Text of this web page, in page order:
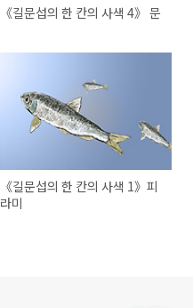
《길문섭의 한 칸의 사색 4》 문
《길문섭의 한 칸의 사색 1》피
라미